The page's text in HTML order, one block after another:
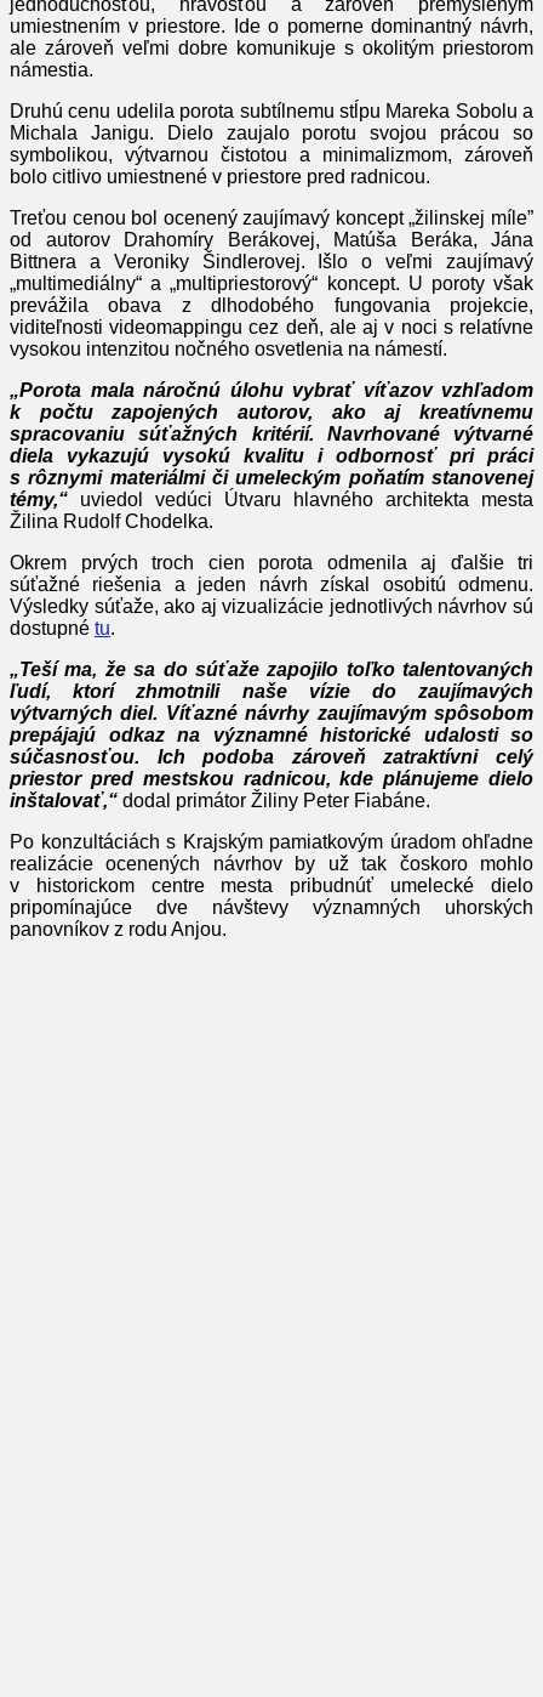
jednoduchosťou, hravosťou a zároveň premysleným
umiestnením v priestore. Ide o pomerne dominantný návrh,
ale zároveň veľmi dobre komunikuje s okolitým priestorom
námestia.
Druhú cenu udelila porota subtílnemu stĺpu Mareka Sobolu a
Michala Janigu. Dielo zaujalo porotu svojou prácou so
symbolikou, výtvarnou čistotou a minimalizmom, zároveň
bolo citlivo umiestnené v priestore pred radnicou.
Treťou cenou bol ocenený zaujímavý koncept „žilinskej míle”
od autorov Drahomíry Berákovej, Matúša Beráka, Jána
Bittnera a Veroniky Šindlerovej. Išlo o veľmi zaujímavý
„multimediálny“ a „multipriestorový“ koncept. U poroty však
prevážila obava z dlhodobého fungovania projekcie,
viditeľnosti videomappingu cez deň, ale aj v noci s relatívne
vysokou intenzitou nočného osvetlenia na námestí.
„Porota mala náročnú úlohu vybrať víťazov vzhľadom
k počtu zapojených autorov, ako aj kreatívnemu
spracovaniu súťažných kritérií. Navrhované výtvarné
diela vykazujú vysokú kvalitu i odbornosť pri práci
s rôznymi materiálmi či umeleckým poňatím stanovenej
témy,“ uviedol vedúci Útvaru hlavného architekta mesta
Žilina Rudolf Chodelka.
Okrem prvých troch cien porota odmenila aj ďalšie tri
súťažné riešenia a jeden návrh získal osobitú odmenu.
Výsledky súťaže, ako aj vizualizácie jednotlivých návrhov sú
dostupné tu.
„Teší ma, že sa do súťaže zapojilo toľko talentovaných
ľudí, ktorí zhmotnili naše vízie do zaujímavých
výtvarných diel. Víťazné návrhy zaujímavým spôsobom
prepájajú odkaz na významné historické udalosti so
súčasnosťou. Ich podoba zároveň zatraktívni celý
priestor pred mestskou radnicou, kde plánujeme dielo
inštalovať,“ dodal primátor Žiliny Peter Fiabáne.
Po konzultáciách s Krajským pamiatkovým úradom ohľadne
realizácie ocenených návrhov by už tak čoskoro mohlo
v historickom centre mesta pribudnúť umelecké dielo
pripomínajúce dve návštevy významných uhorských
panovníkov z rodu Anjou.